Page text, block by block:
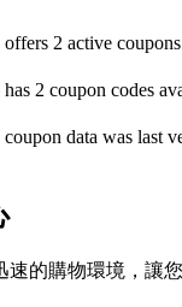
2 active
2 coupon codes
data was last
的購物環境，讓